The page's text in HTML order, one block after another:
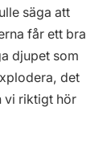
säga att
får ett bra
djupet som
det
vi riktigt hör